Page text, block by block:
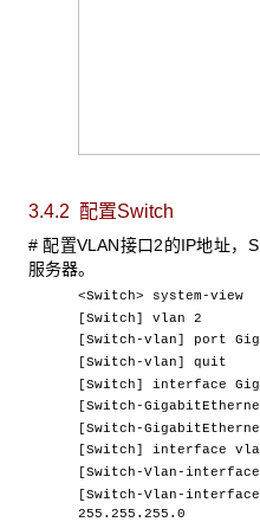
3.4.2 配置Switch
# 配置VLAN接口2的IP地址，
服务器。
<Switch> system-view
[Switch] vlan 2
[Switch-vlan] port
[Switch-vlan] quit
[Switch] interface
[Switch-
[Switch-
[Switch] interface
[Switch-Vlan-
[Switch-Vlan-
255.255.255.0